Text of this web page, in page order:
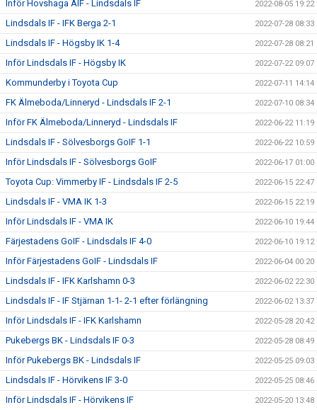
Inför Hovshaga AIF - Lindsdals IF 2022-08-05 19:22
Lindsdals IF - IFK Berga 2-1 2022-07-28 08:33
Lindsdals IF - Högsby IK 1-4 2022-07-28 08:21
Inför Lindsdals IF - Högsby IK 2022-07-22 09:07
Kommunderby i Toyota Cup 2022-07-11 14:14
FK Älmeboda/Linneryd - Lindsdals IF 2-1 2022-07-10 08:34
Inför FK Älmeboda/Linneryd - Lindsdals IF 2022-06-22 11:19
Lindsdals IF - Sölvesborgs GoIF 1-1 2022-06-22 10:59
Inför Lindsdals IF - Sölvesborgs GoIF 2022-06-17 01:00
Toyota Cup: Vimmerby IF - Lindsdals IF 2-5 2022-06-15 22:47
Lindsdals IF - VMA IK 1-3 2022-06-15 22:19
Inför Lindsdals IF - VMA IK 2022-06-10 19:44
Färjestadens GoIF - Lindsdals IF 4-0 2022-06-10 19:12
Inför Färjestadens GoIF - Lindsdals IF 2022-06-04 00:20
Lindsdals IF - IFK Karlshamn 0-3 2022-06-02 22:30
Lindsdals IF - IF Stjärnan 1-1- 2-1 efter förlängning 2022-06-02 13:37
Inför Lindsdals IF - IFK Karlshamn 2022-05-28 20:42
Pukebergs BK - Lindsdals IF 0-3 2022-05-28 08:49
Inför Pukebergs BK - Lindsdals IF 2022-05-25 09:03
Lindsdals IF - Hörvikens IF 3-0 2022-05-25 08:46
Inför Lindsdals IF - Hörvikens IF 2022-05-20 13:48